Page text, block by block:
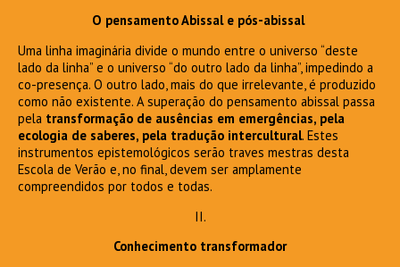
O pensamento Abissal e pós-abissal
Uma linha imaginária divide o mundo entre o universo “deste
lado da linha” e o universo “do outro lado da linha”, impedindo a
co-presença. O outro lado, mais do que irrelevante, é produzido
como não existente. A superação do pensamento abissal passa
pela transformação de ausências em emergências, pela
ecologia de saberes, pela tradução intercultural. Estes
instrumentos epistemológicos serão traves mestras desta
Escola de Verão e, no final, devem ser amplamente
compreendidos por todos e todas.
II.
Conhecimento transformador